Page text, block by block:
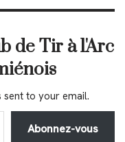
de Tir à l'Arc
to your email.
Abonnez-vous